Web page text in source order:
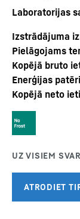
Laboratorijas
Izstrādājuma
Pielāgojams
Kopējā bruto
Enerģijas
Kopējā neto